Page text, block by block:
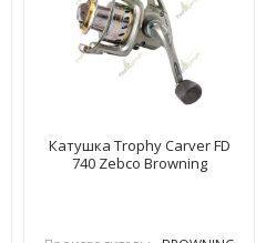
Катушка Trophy Carver FD
740 Zebco Browning